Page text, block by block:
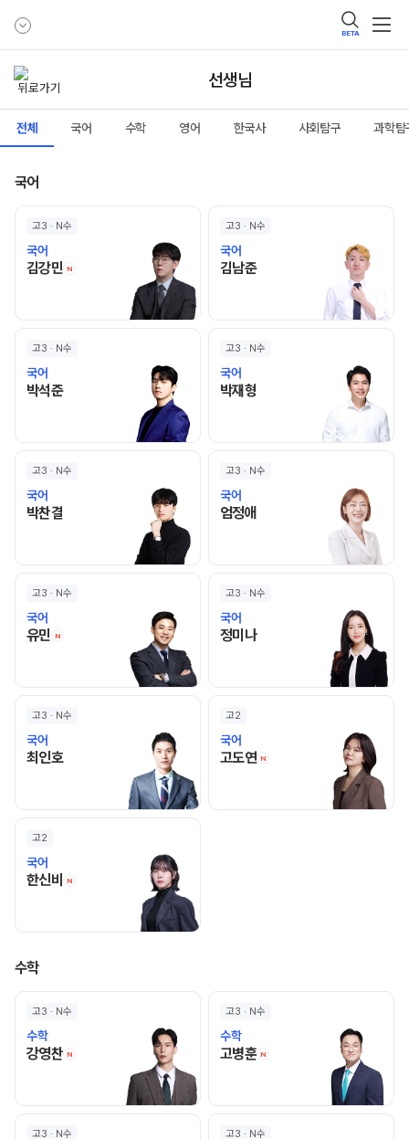
BETA
선생님
전체 국어 수학 영어 한국사 사회탐구 과학탐
국어
고3 · N수
국어
김강민 N 김강민 선생님 홈 바로가기
고3 · N수
국어
김남준김남준 선생님 홈 바로가기
고3 · N수
국어
박석준박석준 선생님 홈 바로가기
고3 · N수
국어
박재형 박재형 선생님 홈 바로가기
고3 · N수
국어
박찬결 박찬결 선생님 홈 바로가기
고3 · N수
국어
엄정애엄정애 선생님 홈 바로가기
고3 · N수
국어
유민 N 유민 선생님 홈 바로가기
고3 · N수
국어
정미나정미나 선생님 홈 바로가기
고3 · N수
국어
최인호최인호 선생님 홈 바로가기
고2
국어
고도연 N 고도연 선생님 홈 바로
고2
국어
한신비 N 한신비 선생님 홈 바로가기
수학
고3 · N수
수학
강영찬 N 강영찬 선생님 홈 바로가기
고3 · N수
수학
고병훈 N 고병훈 선생님 홈 바로
고3 · N수 고3 · N수